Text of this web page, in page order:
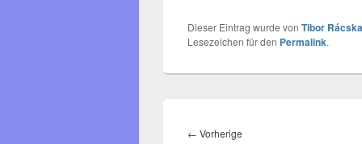
Dieser Eintrag wurde von Tibor
Lesezeichen für den Permalink.
← Vorherige